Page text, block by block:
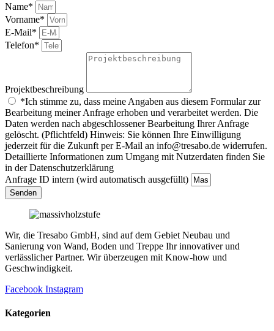
Name*
Vorname*
E-Mail*
Telefon*
Projektbeschreibung
*Ich stimme zu, dass meine Angaben aus diesem Formular zur
Bearbeitung meiner Anfrage erhoben und verarbeitet werden. Die
Daten werden nach abgeschlossener Bearbeitung Ihrer Anfrage
gelöscht. (Pflichtfeld) Hinweis: Sie können Ihre Einwilligung
jederzeit für die Zukunft per E-Mail an info@tresabo.de widerrufen.
Detaillierte Informationen zum Umgang mit Nutzerdaten finden Sie
in der Datenschutzerklärung
Anfrage ID intern (wird automatisch ausgefüllt)
Senden
Wir, die Tresabo GmbH, sind auf dem Gebiet Neubau und
Sanierung von Wand, Boden und Treppe Ihr innovativer und
verlässlicher Partner. Wir überzeugen mit Know-how und
Geschwindigkeit.
Facebook Instagram
Kategorien